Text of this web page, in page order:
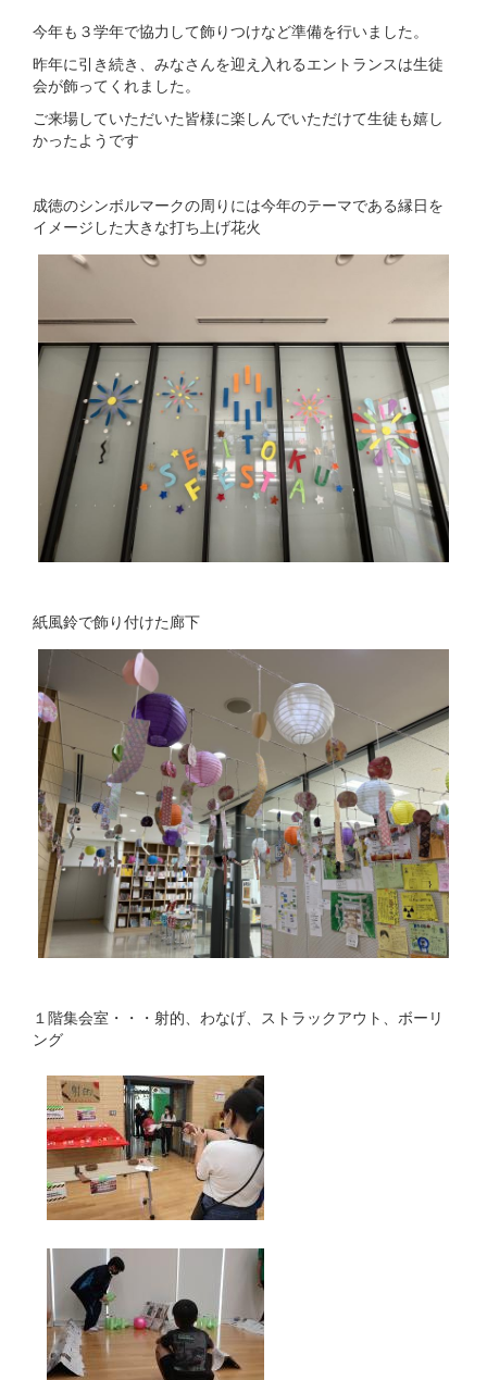
今年も３学年で協力して飾りつけなど準備を行いました。
昨年に引き続き、みなさんを迎え入れるエントランスは生徒
会が飾ってくれました。
ご来場していただいた皆様に楽しんでいただけて生徒も嬉し
かったようです
成徳のシンボルマークの周りには今年のテーマである縁日を
イメージした大きな打ち上げ花火
紙風鈴で飾り付けた廊下
１階集会室・・・射的、わなげ、ストラックアウト、ボーリ
ング